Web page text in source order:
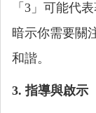
「3」可能代
暗示你需要關
和諧。
3. 指導與啟示